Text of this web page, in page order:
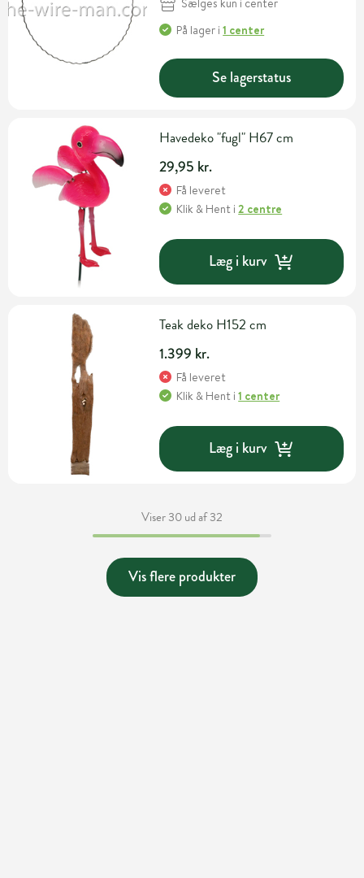
Sælges kun i center
På lager i1 center
Se lagerstatus
Havedeko "fugl" H67 cm
29,95 kr.
Få leveret
Klik & Hent i2 centre
Læg i kurv
Teak deko H152 cm
1.399 kr.
Få leveret
Klik & Hent i1 center
Læg i kurv
Viser 30 ud af 32
Vis flere produkter